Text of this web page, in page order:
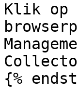
Klik op
{%